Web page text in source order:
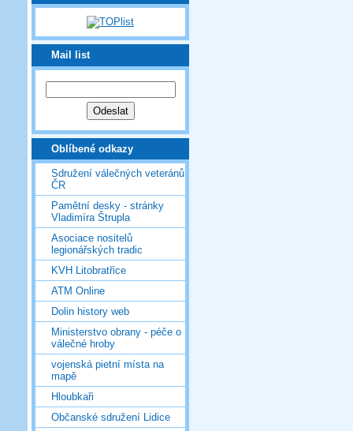
Mail list
Oblíbené odkazy
Sdružení válečných veteránů
ČR
Pamětní desky - stránky
Vladimíra Štrupla
Asociace nositelů
legionářských tradic
KVH Litobratřice
ATM Online
Dolin history web
Ministerstvo obrany - péče o
válečné hroby
vojenská pietní místa na
mapě
Hloubkaři
Občanské sdružení Lidice